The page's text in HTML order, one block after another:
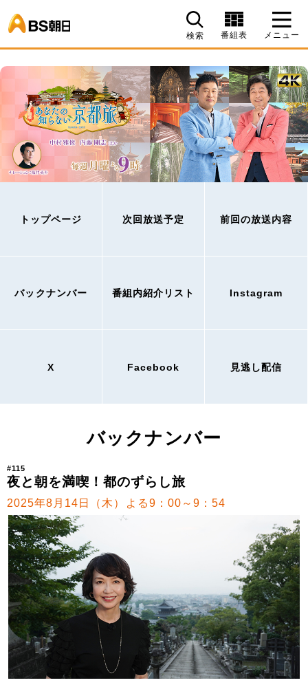
検索 番組表 メニュー
トップページ 次回放送予定 前回の放送内容
バックナンバー 番組内紹介リスト Instagram
X Facebook 見逃し配信
バックナンバー
#115
夜と朝を満喫！都のずらし旅
2025年8月14日（木）よる9：00～9：54